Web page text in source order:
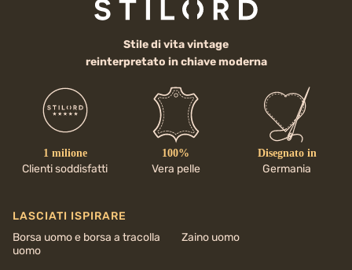
Stile di vita vintage
reinterpretato in chiave moderna
1 milione
Clienti soddisfatti
100%
Vera pelle
Disegnato in
Germania
LASCIATI ISPIRARE
Borsa uomo e borsa a tracolla
uomo
Zaino uomo